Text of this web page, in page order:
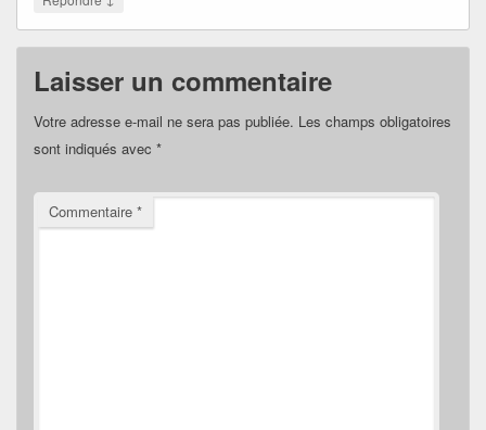
Laisser un commentaire
Votre adresse e-mail ne sera pas publiée. Les champs obligatoires
sont indiqués avec *
Commentaire *